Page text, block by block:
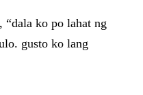
“dala ko po lahat ng
gusto ko lang